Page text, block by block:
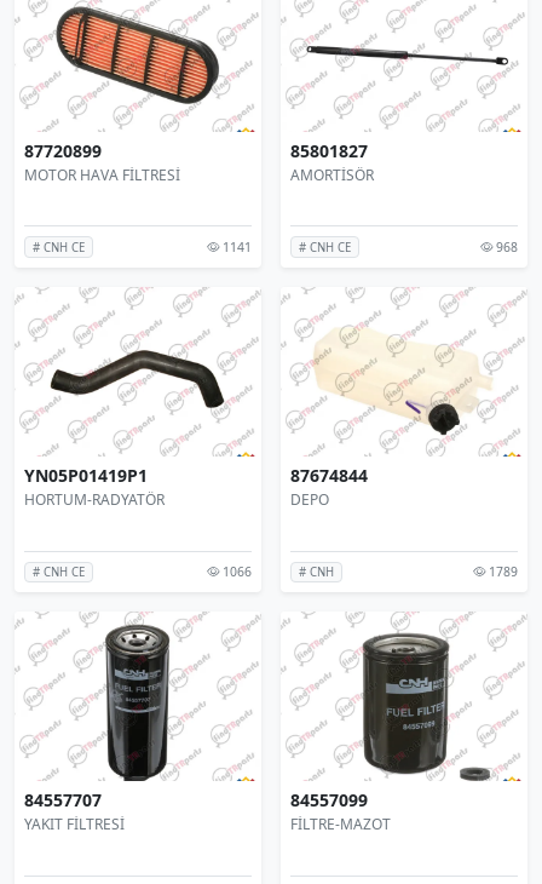
87720899
MOTOR HAVA FİLTRESİ
# CNH CE 1141
85801827
AMORTİSÖR
# CNH CE 968
YN05P01419P1
HORTUM-RADYATÖR
# CNH CE 1066
87674844
DEPO
# CNH 1789
84557707
YAKIT FİLTRESİ
84557099
FİLTRE-MAZOT